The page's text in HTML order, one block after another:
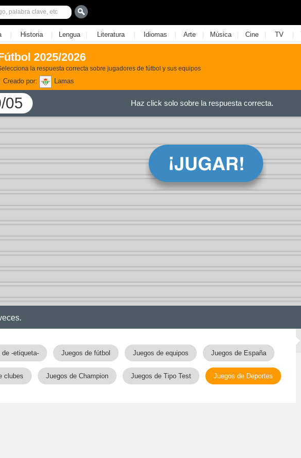
| Historia | Lengua | Literatura | Idiomas | Arte | Música | Cine | TV |
2025/2026
la respuesta correcta sobre jugadores de fútbol y sus equipos
Creado por: Lamas
05 Haz click solo sobre la respuesta correcta.
de -etiqueta- Juegos de fútbol Juegos de equipos Juegos de España
clubes Juegos de Champion Juegos de Tipo Test Juegos de Deportes